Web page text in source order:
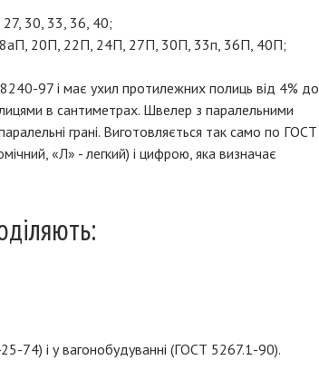
30, 33, 36, 40;
20П, 22П, 24П, 27П, 30П, 33п, 36П, 40П;
97 і має ухил протилежних полиць від 4% до
в сантиметрах. Швелер з паралельними
грані. Виготовляється так само по ГОСТ
«Л» - легкий) і цифрою, яка визначає
74) і у вагонобудуванні (ГОСТ 5267.1-90).